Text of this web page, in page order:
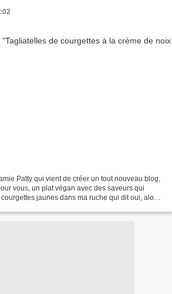
Patty qui vient de créer un tout nouveau blog,
vous, un plat végan avec des saveurs qui
jaunes dans ma ruche qui dit oui, alors